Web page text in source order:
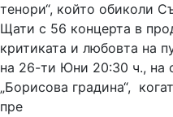
тенори“, който обиколи
Щати с 56 концерта в
критиката и любовта на
на 26-ти Юни 20:30 ч., на
„Борисова градина“,
пре